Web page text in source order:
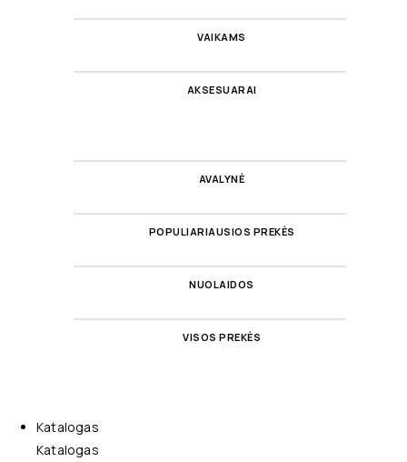
VAIKAMS
AKSESUARAI
AVALYNĖ
POPULIARIAUSIOS PREKĖS
NUOLAIDOS
VISOS PREKĖS
Katalogas
Katalogas